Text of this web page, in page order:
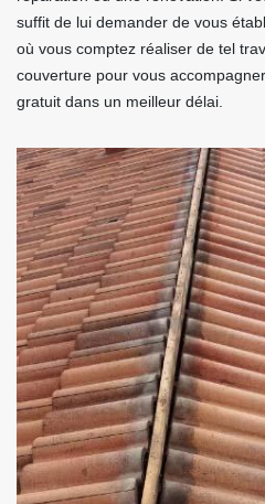
suffit de lui demander de vous
où vous comptez réaliser de tel
couverture pour vous
gratuit dans un meilleur délai.